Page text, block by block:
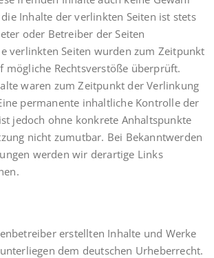
Inhalte der verlinkten Seiten ist stets
oder Betreiber der Seiten
verlinkten Seiten wurden zum Zeitpunkt
mögliche Rechtsverstöße überprüft.
waren zum Zeitpunkt der Verlinkung
permanente inhaltliche Kontrolle der
jedoch ohne konkrete Anhaltspunkte
nicht zumutbar. Bei Bekanntwerden
werden wir derartige Links
erstellten Inhalte und Werke
dem deutschen Urheberrecht.